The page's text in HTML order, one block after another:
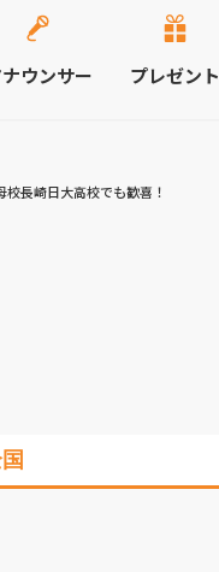
ウンサー プレゼント
長崎日大高校でも歓喜！